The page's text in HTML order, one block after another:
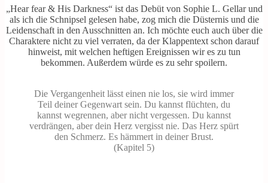
„Hear fear & His Darkness“ ist das Debüt von Sophie L. Gellar und
als ich die Schnipsel gelesen habe, zog mich die Düsternis und die
Leidenschaft in den Ausschnitten an. Ich möchte euch auch über die
Charaktere nicht zu viel verraten, da der Klappentext schon darauf
hinweist, mit welchen heftigen Ereignissen wir es zu tun
bekommen. Außerdem würde es zu sehr spoilern.
Die Vergangenheit lässt einen nie los, sie wird immer
Teil deiner Gegenwart sein. Du kannst flüchten, du
kannst wegrennen, aber nicht vergessen. Du kannst
verdrängen, aber dein Herz vergisst nie. Das Herz spürt
den Schmerz. Es hämmert in deiner Brust.
(Kapitel 5)